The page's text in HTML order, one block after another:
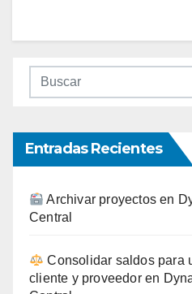
Entradas Recientes
Archivar proyectos en
Central
Consolidar saldos para
cliente y proveedor en